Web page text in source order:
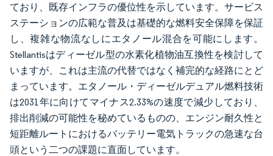
ており、既存インフラの優位性を示しています。サービス
ステーションの広範な普及は基礎的な燃料安全保障を保証
し、複雑な物流なしにエタノール混合を可能にします。
Stellantisはディーゼル型の水素化植物油互換性を検討して
いますが、これは主流の代替ではなく補完的な経路にとど
まっています。エタノール・ディーゼルデュアル燃料技術
は2031年に向けてマイナス2.33%の速度で減少しており、
排出削減の可能性を秘めているものの、エンジン耐久性と
短距離ルートにおけるバッテリー電気トラックの急速な台
頭という二つの課題に直面しています。